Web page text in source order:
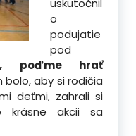
uskutočnil
o
podujatie
pod
poďme hrať
aby si rodičia
deťmi, zahrali si
krásne akcii sa